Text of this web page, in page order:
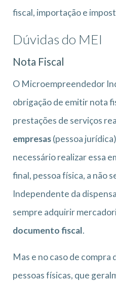
fiscal, importação e
Dúvidas do MEI
Nota Fiscal
O Microempreendedor
obrigação de emitir nota
prestações de serviços
empresas(pessoa
necessário realizar essa
final, pessoa física, a não
Independente da
sempre adquirir
documento fiscal.
Mas e no caso de compra
pessoas físicas, que